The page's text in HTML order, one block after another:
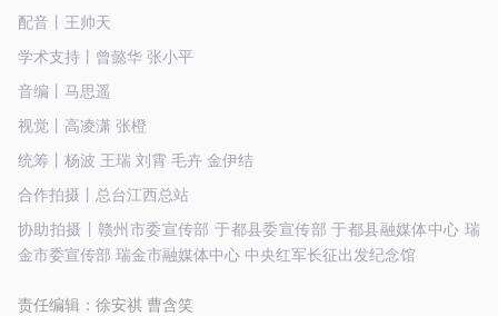
配音丨王帅天
学术支持丨曾懿华 张小平
音编丨马思遥
视觉丨高凌潇 张橙
统筹丨杨波 王瑞 刘霄 毛卉 金伊结
合作拍摄丨总台江西总站
协助拍摄丨赣州市委宣传部 于都县委宣传部 于都县融媒体中心 瑞
金市委宣传部 瑞金市融媒体中心 中央红军长征出发纪念馆
责任编辑： 徐安祺 曹含笑